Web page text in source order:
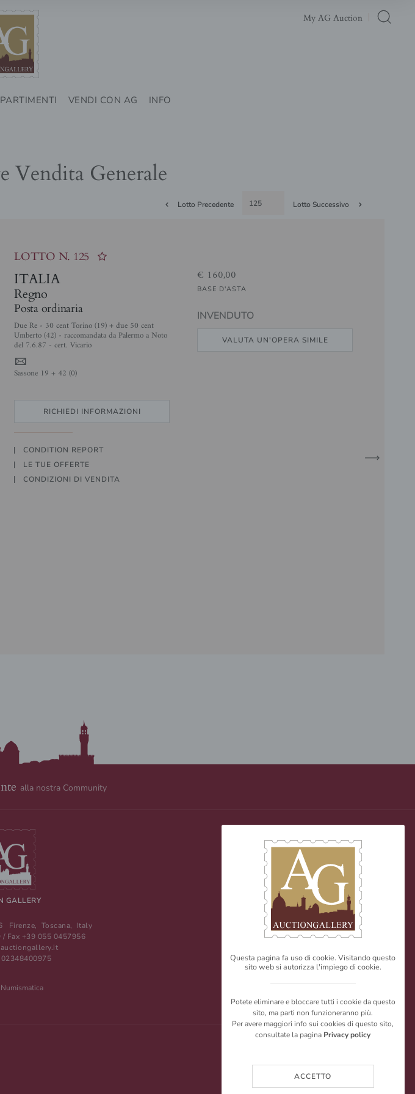
My AG Auction
VENDI CON AG INFO
Vendita Generale
Lotto Precedente Lotto Successivo
LOTTO N. 125
ITALIA
Regno
Posta ordinaria
Due Re - 30 cent Torino (19) + due 50 cent
Umberto (42) - raccomandata da Palermo a Noto
del 7.6.87 - cert. Vicario
4
Sassone 19 + 42 (0)
RICHIEDI INFORMAZIONI
CONDITION REPORT
LE TUE OFFERTE
CONDIZIONI DI VENDITA
€ 160,00
BASE D'ASTA
INVENDUTO
VALUTA UN'OPERA SIMILE
alla nostra Community
GALLERY
Firenze, Toscana, Italy
/ Fax +39 055 0457956
02348400975
Numismatica
Questa pagina fa uso di cookie. Visitando questo
sito web si autorizza l'impiego di cookie.
Potete eliminare e bloccare tutti i cookie da questo
sito, ma parti non funzioneranno più.
Per avere maggiori info sui cookies di questo sito,
consultate la pagina Privacy policy
ACCETTO